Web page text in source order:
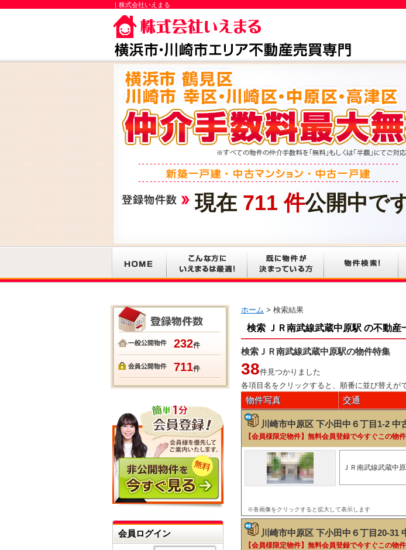
｜株式会社いえまる
現在 711 件公開中で
ホーム > 検索結果
検索 ＪＲ南武線武蔵中原駅 の不動産
検索ＪＲ南武線武蔵中原駅の物件特集
38件見つかりました
各項目名をクリックすると、順番に並び替えが
物件写真 交通
川崎市中原区 下小田中６丁目1-2 中
【会員様限定物件】無料会員登録で今すぐこの物
ＪＲ南武線武蔵中
※各画像をクリックすると拡大して表示します
川崎市中原区 下小田中６丁目20-31
【会員様限定物件】無料会員登録で今すぐこの物
232件
711件
会員ログイン